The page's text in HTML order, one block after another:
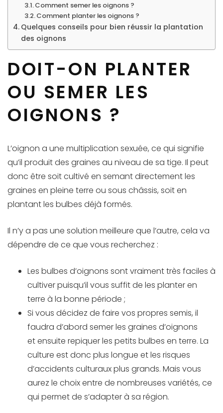
Comment semer les oignons ?
Comment planter les oignons ?
Quelques conseils pour bien réussir la plantation
des oignons
DOIT-ON PLANTER
OU SEMER LES
OIGNONS ?
L’oignon a une multiplication sexuée, ce qui signifie
qu’il produit des graines au niveau de sa tige. Il peut
donc être soit cultivé en semant directement les
graines en pleine terre ou sous châssis, soit en
plantant les bulbes déjà formés.
Il n’y a pas une solution meilleure que l’autre, cela va
dépendre de ce que vous recherchez :
Les bulbes d’oignons sont vraiment très faciles à
cultiver puisqu’il vous suffit de les planter en
terre à la bonne période ;
Si vous décidez de faire vos propres semis, il
faudra d’abord semer les graines d’oignons
et ensuite repiquer les petits bulbes en terre. La
culture est donc plus longue et les risques
d’accidents culturaux plus grands. Mais vous
aurez le choix entre de nombreuses variétés, ce
qui permet de s’adapter à sa région.